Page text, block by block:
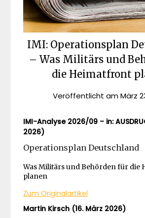
IMI: Operationsplan
– Was Militärs und
die Heimatfront
Veröffentlicht amMärz
IMI-Analyse 2026/09 – in:
2026)
Operationsplan Deutschland
Was Militärs und Behörden für die
planen
Zum Originalartikel
Martin Kirsch (16. März 2026)